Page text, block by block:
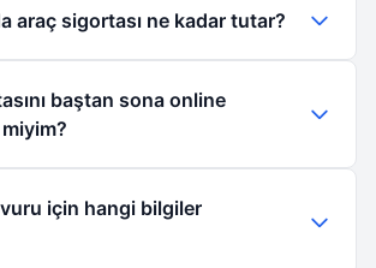
araç sigortası ne kadar tutar?
baştan sona online
için hangi bilgiler